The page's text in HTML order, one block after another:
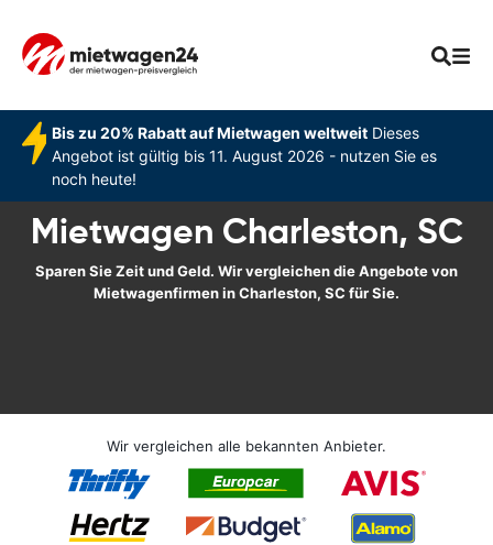
Bis zu 20% Rabatt auf Mietwagen weltweitDieses
Angebot ist gültig bis 11. August 2026 - nutzen Sie es
noch heute!
Mietwagen Charleston, SC
Sparen Sie Zeit und Geld. Wir vergleichen die Angebote von
Mietwagenfirmen in Charleston, SC für Sie.
Wir vergleichen alle bekannten Anbieter.